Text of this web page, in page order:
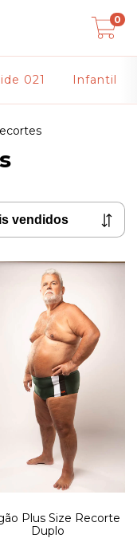
0
021 Infantil
Plus Size Recorte
Duplo